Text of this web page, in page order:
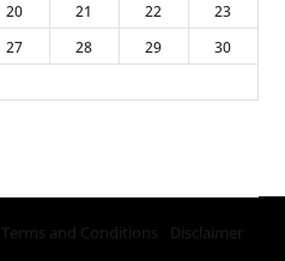
20 21 22
23
27 28 29
30
Terms and Conditions
Disclaimer